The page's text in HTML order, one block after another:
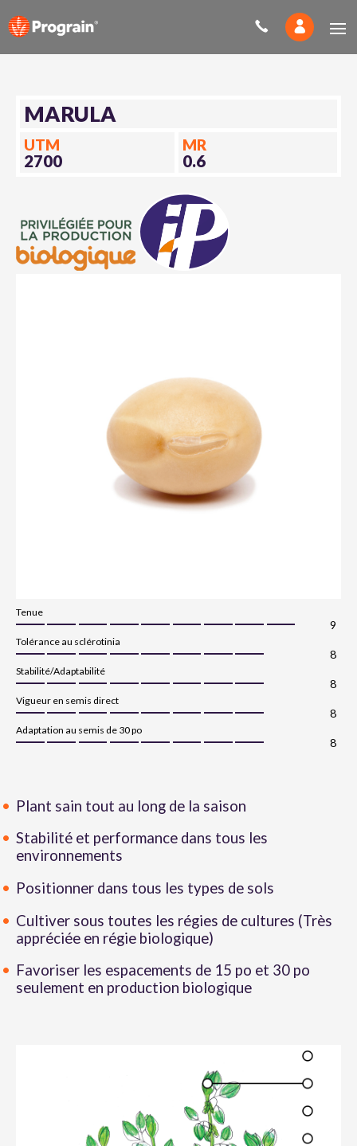
MARULA
UTM
2700
MR
0.6
Tenue
9
Tolérance au sclérotinia
8
Stabilité/Adaptabilité
8
Vigueur en semis direct
8
Adaptation au semis de 30 po
8
Plant sain tout au long de la saison
Stabilité et performance dans tous les
environnements
Positionner dans tous les types de sols
Cultiver sous toutes les régies de cultures (Très
appréciée en régie biologique)
Favoriser les espacements de 15 po et 30 po
seulement en production biologique